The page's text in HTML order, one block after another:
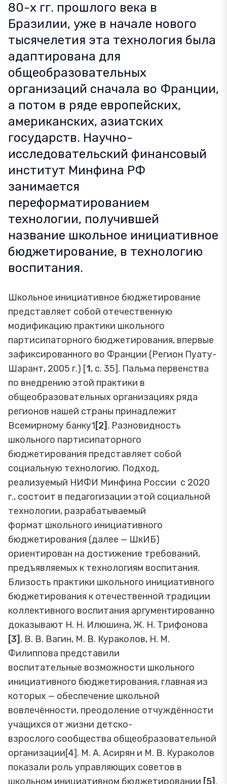
80-х гг. прошлого века в
Бразилии, уже в начале нового
тысячелетия эта технология была
адаптирована для
общеобразовательных
организаций сначала во Франции,
а потом в ряде европейских,
американских, азиатских
государств. Научно-
исследовательский финансовый
институт Минфина РФ
занимается
переформатированием
технологии, получившей
название школьное инициативное
бюджетирование, в технологию
воспитания.
Школьное инициативное бюджетирование
представляет собой отечественную
модификацию практики школьного
партисипаторного бюджетирования, впервые
зафиксированного во Франции (Регион Пуату-
Шарант, 2005 г.) [1, с. 35]. Пальма первенства
по внедрению этой практики в
общеобразовательных организациях ряда
регионов нашей страны принадлежит
Всемирному банку1[2] . Разновидность
школьного партисипаторного
бюджетирования представляет собой
социальную технологию. Подход,
реализуемый НИФИ Минфина России с 2020
г., состоит в педагогизации этой социальной
технологии, разрабатываемый
формат школьного инициативного
бюджетирования (далее — ШкИБ)
ориентирован на достижение требований,
предъявляемых к технологиям воспитания.
Близость практики школьного инициативного
бюджетирования к отечественной традиции
коллективного воспитания аргументированно
доказывают Н. Н. Илюшина, Ж. Н. Трифонова
[3] . В. В. Вагин, М. В. Кураколов, Н. М.
Филиппова представили
воспитательные возможности школьного
инициативного бюджетирования, главная из
которых — обеспечение школьной
вовлечённости, преодоление отчуждённости
учащихся от жизни детско-
взрослого сообщества общеобразовательной
организации[4]. М. А. Асирян и М. В. Кураколов
показали роль управляющих советов в
школьном инициативном бюджетировании [5] .